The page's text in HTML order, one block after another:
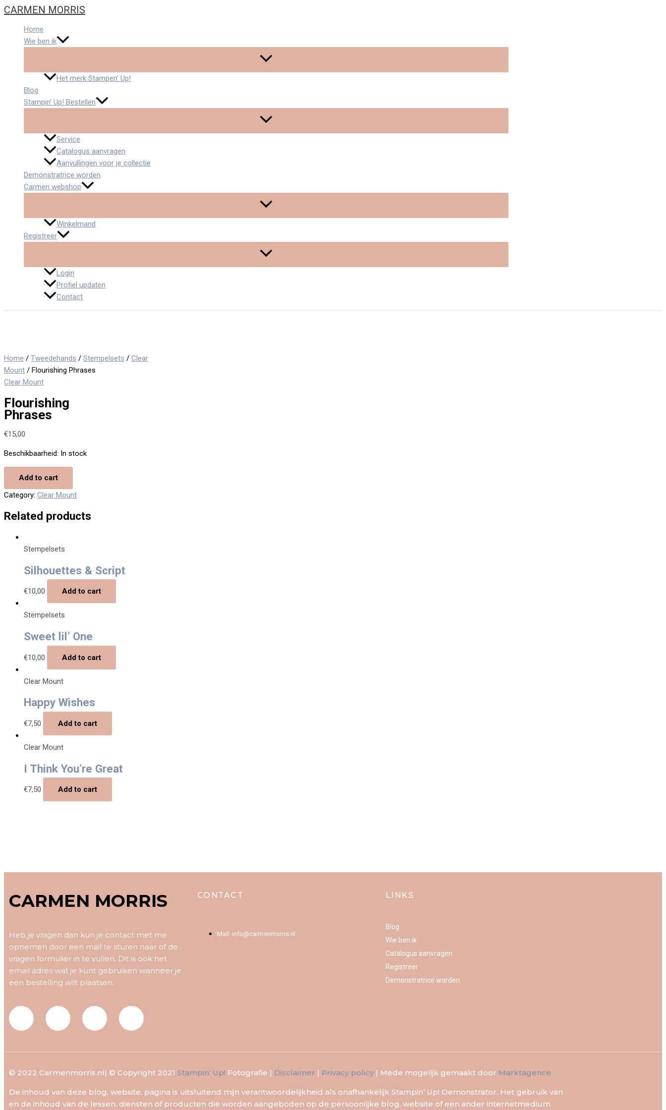
Ga
naar
inhoud
CARMEN MORRIS
Home
Wie ben ik
Het merk Stampen’ Up!
Blog
Stampin’ Up! Bestellen
Service
Catalogus aanvragen
Aanvullingen voor je collectie
Demonstratrice worden
Carmen webshop
Winkelmand
Registreer
Login
Profiel updaten
Contact
Home / Tweedehands / Stempelsets / Clear
Mount / Flourishing Phrases
Clear Mount
Flourishing
Phrases
€15,00
Beschikbaarheid: In stock
Flourishing
Phrases
quantity
Add to cart
Category: Clear Mount
Related products
Stempelsets
Silhouettes & Script
€10,00 Add to cart
Stempelsets
Sweet lil’ One
€10,00 Add to cart
Clear Mount
Happy Wishes
€7,50 Add to cart
Clear Mount
I Think You’re Great
€7,50 Add to cart
CARMEN MORRIS
Heb je vragen dan kun je contact met me
opnemen door een mail te sturen naar of de
vragen formulier in te vullen. Dit is ook het
email adres wat je kunt gebruiken wanneer je
een bestelling wilt plaatsen.
F
c
e
s
t
P
n
t
Y
u
t
CONTACT
Mail: info@carmenmorris.nl
LINKS
Blog
Wie ben ik
Catalogus aanvragen
Registreer
Demonstratrice worden
© 2022 Carmenmorris.nl| © Copyright 2021 Stampin’ Up! Fotografie | Disclaimer | Privacy policy | Mede mogelijk gemaakt door Marktagence
De inhoud van deze blog, website, pagina is uitsluitend mijn verantwoordelijkheid als onafhankelijk Stampin’ Up! Demonstrator. Het gebruik van
en de inhoud van de lessen, diensten of producten die worden aangeboden op de persoonlijke blog, website of een ander internetmedium